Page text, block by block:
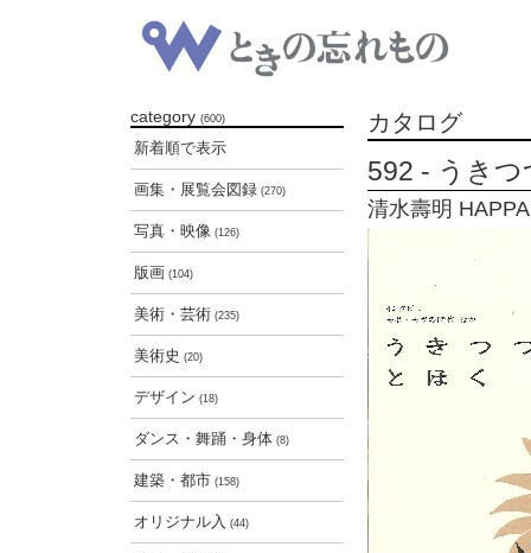
category (600)
新着順で表示
画集・展覧会図録 (270)
写真・映像 (126)
版画 (104)
美術・芸術 (235)
美術史 (20)
デザイン (18)
ダンス・舞踊・身体 (8)
建築・都市 (158)
オリジナル入 (44)
カタログ
592 - うき
清水壽明